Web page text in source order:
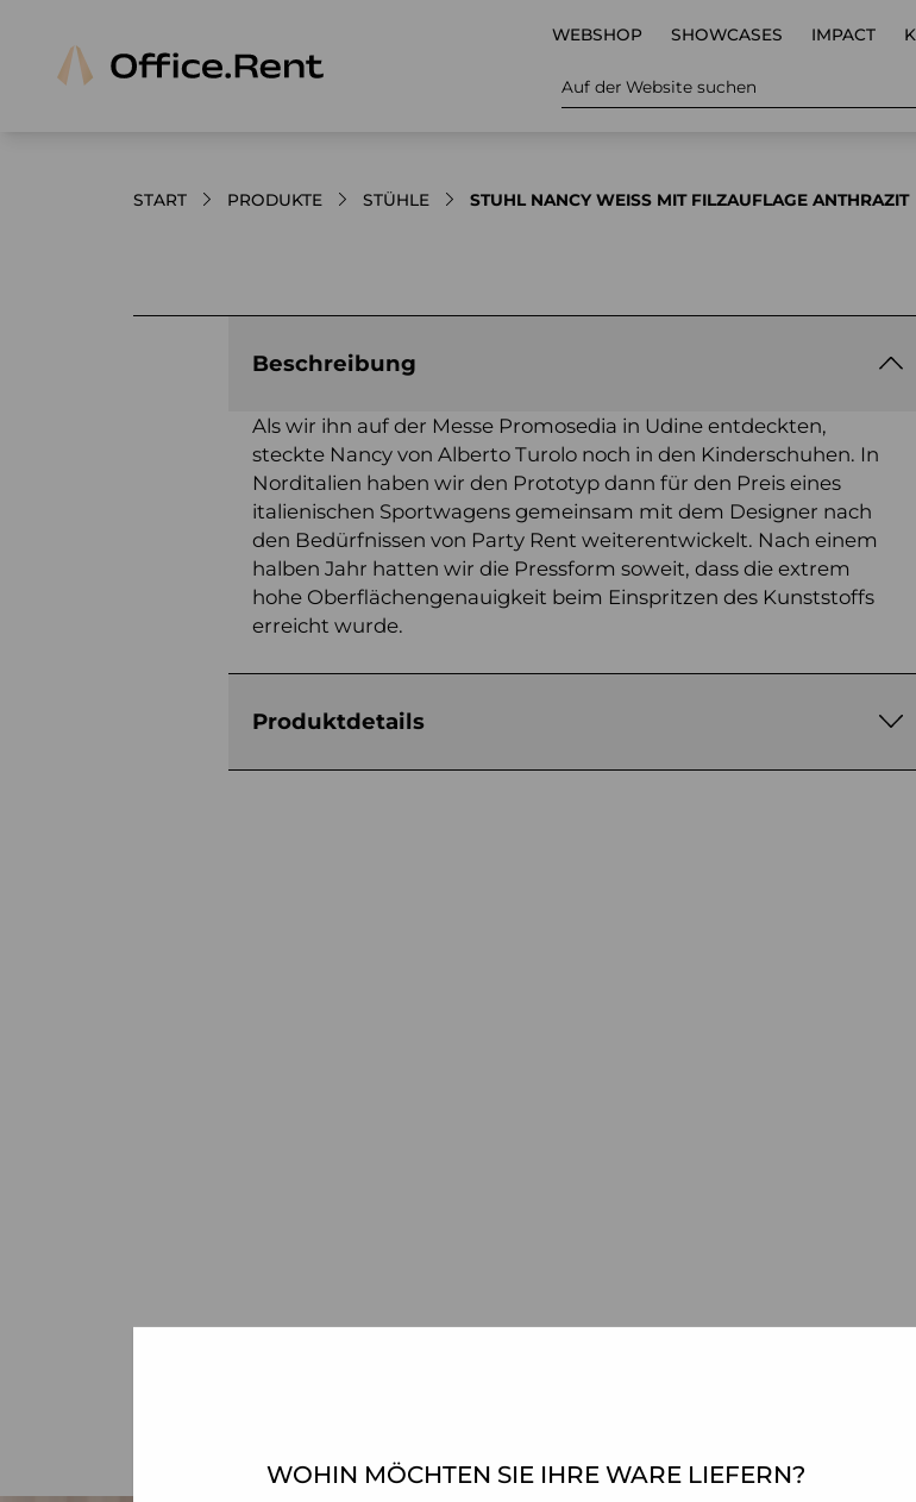
WEBSHOP SHOWCASES IMPACT
Auf der Website suchen
WOHIN MÖCHTEN SIE IHRE WARE LIEFERN?
START PRODUKTE STÜHLE STUHL NANCY WEISS MIT FILZAUFLAGE ANTHRAZIT
Beschreibung
Als wir ihn auf der Messe Promosedia in Udine entdeckten,
steckte Nancy von Alberto Turolo noch in den Kinderschuhen. In
Norditalien haben wir den Prototyp dann für den Preis eines
italienischen Sportwagens gemeinsam mit dem Designer nach
den Bedürfnissen von Party Rent weiterentwickelt. Nach einem
halben Jahr hatten wir die Pressform soweit, dass die extrem
hohe Oberflächengenauigkeit beim Einspritzen des Kunststoffs
erreicht wurde.
Produktdetails